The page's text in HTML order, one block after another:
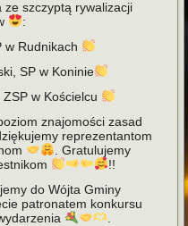
ze szczyptą rywalizacji
:
w Rudnikach
SP w Koninie
w Kościelcu
znajomości zasad
reprezentantom
. Gratulujemy
!!
do Wójta Gminy
patronatem konkursu